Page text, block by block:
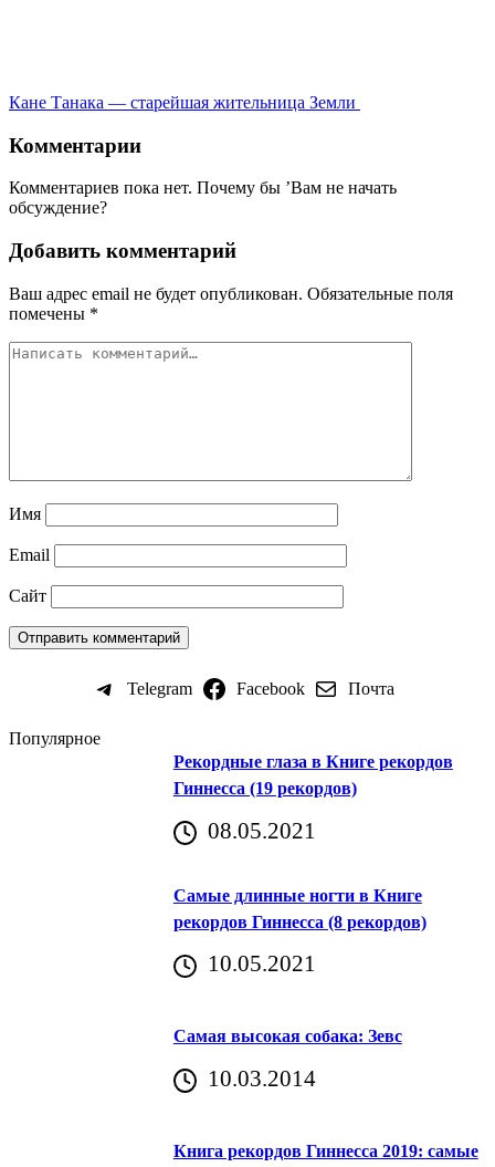
Кане Танака — старейшая жительница Земли
Комментарии
Комментариев пока нет. Почему бы ’Вам не начать
обсуждение?
Добавить комментарий
Ваш адрес email не будет опубликован. Обязательные поля
помечены *
Имя
Email
Сайт
Telegram Facebook Почта
Популярное
Рекордные глаза в Книге рекордов
Гиннесса (19 рекордов)
08.05.2021
Самые длинные ногти в Книге
рекордов Гиннесса (8 рекордов)
10.05.2021
Самая высокая собака: Зевс
10.03.2014
Книга рекордов Гиннесса 2019: самые